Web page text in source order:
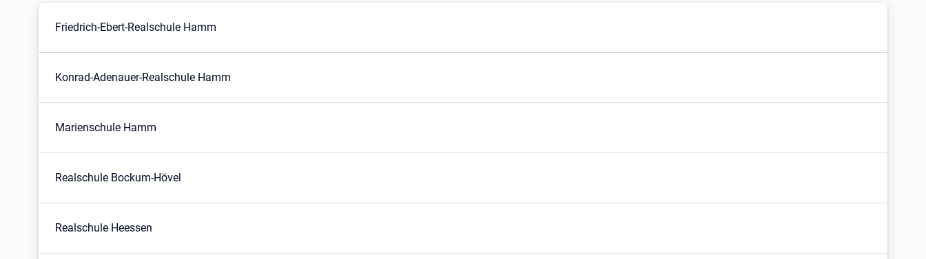
Friedrich-Ebert-Realschule Hamm
Konrad-Adenauer-Realschule Hamm
Marienschule Hamm
Realschule Bockum-Hövel
Realschule Heessen